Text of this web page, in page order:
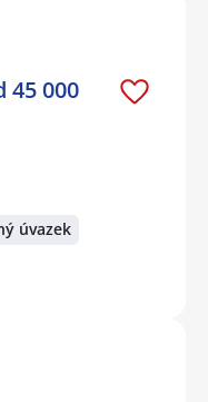
45 000
úvazek